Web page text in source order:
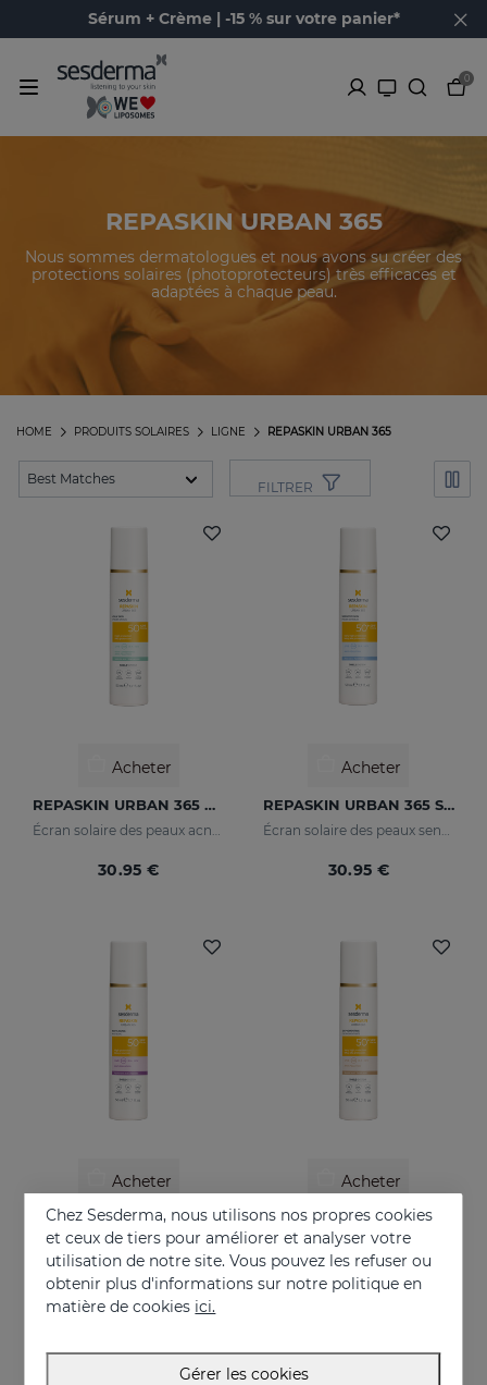
Sérum + Crème | -15 % sur votre panier*
0
REPASKIN URBAN 365
Nous sommes dermatologues et nous avons su créer des
protections solaires (photoprotecteurs) très efficaces et
adaptées à chaque peau.
REPASKIN URBAN 365
LIGNE
PRODUITS SOLAIRES
HOME
FILTRER
Acheter
REPASKIN URBAN 365 Oily Skin SPF50
Écran solaire des peaux acnéiques pour le visage
30.95 €
Acheter
REPASKIN URBAN 365 Sensitive SPF50+
Écran solaire des peaux sensibles pour le visage
30.95 €
Acheter
REPASKIN URBAN 365 Anti Age SPF50
Écran solaire anti-âge pour le visage
30.95 €
Acheter
30.95 €
ONLINE EXCLUSIVE
Chez Sesderma, nous utilisons nos propres cookies
et ceux de tiers pour améliorer et analyser votre
utilisation de notre site. Vous pouvez les refuser ou
obtenir plus d'informations sur notre politique en
matière de cookies ici.
Gérer les cookies